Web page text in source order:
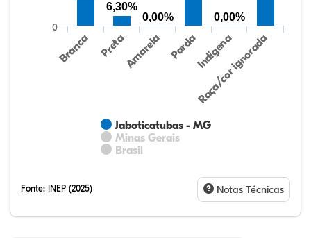
Jaboticatubas - MG
Minas Gerais
Brasil
Branca PretaAmarela PardaIndígena
Raça/cor ignorada
0
6,30%
0,00%
0,00%
Fonte: INEP (2025) Notas Técnicas